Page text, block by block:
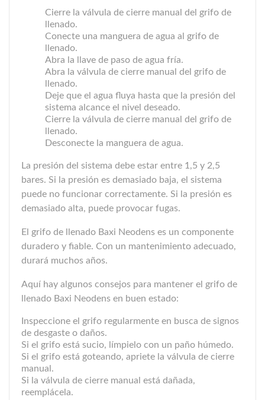
Cierre la válvula de cierre manual del grifo de
llenado.
Conecte una manguera de agua al grifo de
llenado.
Abra la llave de paso de agua fría.
Abra la válvula de cierre manual del grifo de
llenado.
Deje que el agua fluya hasta que la presión del
sistema alcance el nivel deseado.
Cierre la válvula de cierre manual del grifo de
llenado.
Desconecte la manguera de agua.
La presión del sistema debe estar entre 1,5 y 2,5
bares. Si la presión es demasiado baja, el sistema
puede no funcionar correctamente. Si la presión es
demasiado alta, puede provocar fugas.
El grifo de llenado Baxi Neodens es un componente
duradero y fiable. Con un mantenimiento adecuado,
durará muchos años.
Aquí hay algunos consejos para mantener el grifo de
llenado Baxi Neodens en buen estado:
Inspeccione el grifo regularmente en busca de signos
de desgaste o daños.
Si el grifo está sucio, límpielo con un paño húmedo.
Si el grifo está goteando, apriete la válvula de cierre
manual.
Si la válvula de cierre manual está dañada,
reemplácela.